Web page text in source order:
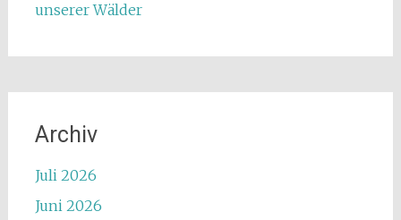
unserer Wälder
Archiv
Juli 2026
Juni 2026